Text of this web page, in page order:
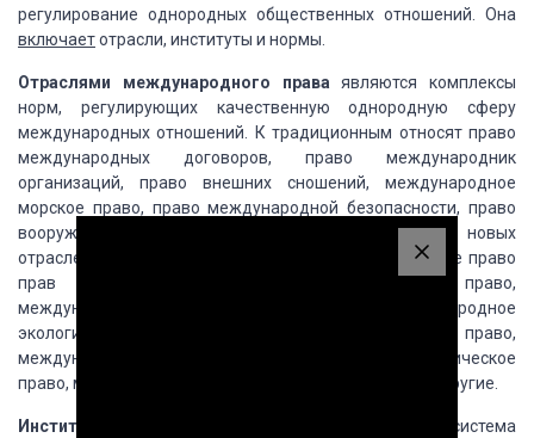
регулирование однородных общественных отношений. Она
включаетотрасли, институты и нормы.
Отраслями международного права являются комплексы
норм, регулирующих качественную однородную сферу
международных отношений.
К традиционным относят право
международных договоров, право международник
организаций, право внешних сношений, международное
морское право, право международной безопасности, право
вооруженных конфликтов. Среди относительно новых
отраслей права необходимо
назвать: международное право
прав человека, международное уголовное право,
международное
экономическое право, международное
экологическое право, международное атомное право,
международное воздушное, международное космическое
право, международное трудовое
право и некоторые другие.
Институтом международного права
система